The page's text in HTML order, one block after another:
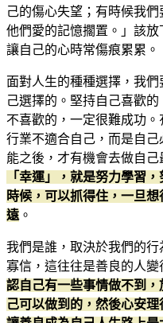
己的傷心失望；有時候我
他們愛的記憶擱置。」該
讓自己的心時常傷痕累累。
面對人生的種種選擇，我
己選擇的。堅持自己喜歡
不喜歡的，一定很難成功
行業不適合自己，而是自
能之後，才有機會去做自己
「幸運」，就是努力學習
時候，可以抓得住，一旦
遠 。
我們是誰，取決於我們的行
寡信，這往往是善良的人變
認自己有一些事情做不到
己可以做到的，然後心安